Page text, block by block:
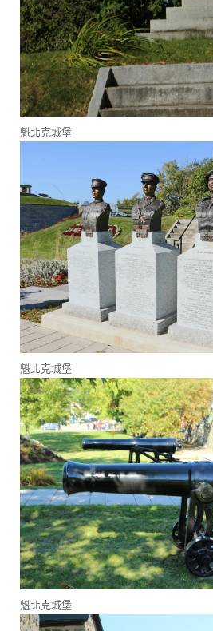
魁北克城堡
魁北克城堡
魁北克城堡